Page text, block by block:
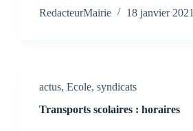
RedacteurMairie 18 janvier 2021
actus, Ecole, syndicats
Transports scolaires : horaires